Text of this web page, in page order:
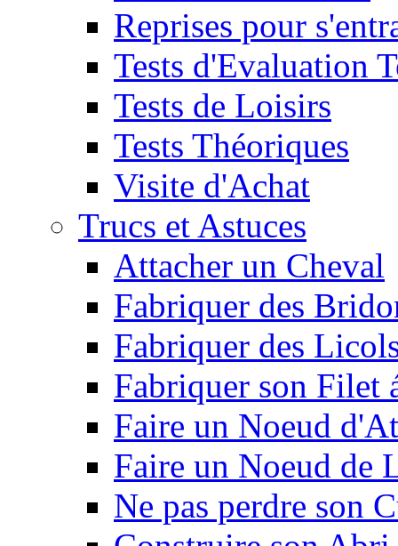
Reprises pour
Tests d'Evaluation
Tests de Loisirs
Tests Théoriques
Visite d'Achat
Trucs et Astuces
Attacher un Cheval
Fabriquer des
Fabriquer des
Fabriquer son Filet
Faire un Noeud
Faire un Noeud de
Ne pas perdre son